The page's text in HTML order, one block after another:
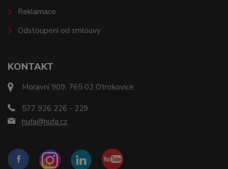
KONTAKT
Moravní 909, 765 02 Otrokovice
577 926 226 - 229
hufa@hufa.cz
Reklamace
Odstoupení od smlouvy